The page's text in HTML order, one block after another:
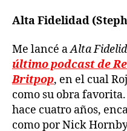
Alta Fidelidad
Me lancé aAlta
último podcast de
Britpop, en el cual
como su obra
hace cuatro años,
como por Nick